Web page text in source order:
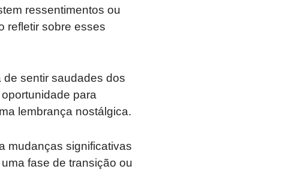
ressentimentos ou
refletir sobre esses
sentir saudades dos
para
lembrança nostálgica.
mudanças significativas
fase de transição ou